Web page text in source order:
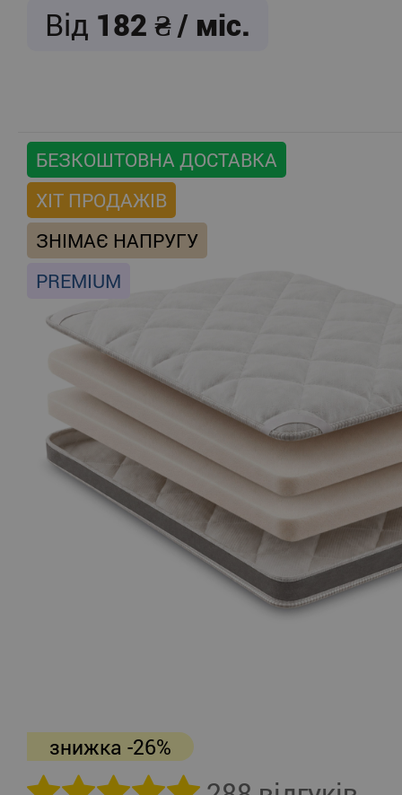
Від 182 / міс.
БЕЗКОШТОВНА ДОСТАВКА
ХІТ ПРОДАЖІВ
ЗНІМАЄ НАПРУГУ
PREMIUM
знижка -26%